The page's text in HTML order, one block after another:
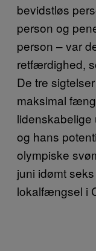
bevidstløs
person og
person – var
retfærdighed,
De tre
maksimal
lidenskabelige
og hans
olympiske
juni idømt
lokalfængsel i